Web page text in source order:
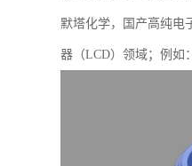
默塔化学，国产高纯电
器（LCD）领域；例如